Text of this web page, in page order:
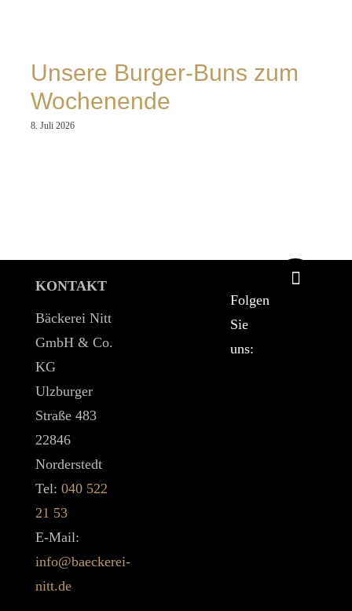
Unsere Burger-Buns zum
Wochenende
8. Juli 2026
KONTAKT
Bäckerei Nitt
GmbH & Co.
KG
Ulzburger
Straße 483
22846
Norderstedt
Tel: 040 522
21 53
E-Mail:
info@baeckerei-
nitt.de
Folgen
Sie
uns: